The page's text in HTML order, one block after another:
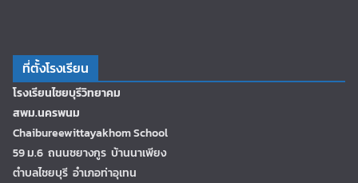
ที่ตั้งโรงเรียน
โรงเรียนไชยบุรีวิทยาคม
สพม.นครพนม
Chaibureewittayakhom School
59 ม.6 ถนนชยางกูร บ้านนาเพียง
ตำบลไชยบุรี อำเภอท่าอุเทน